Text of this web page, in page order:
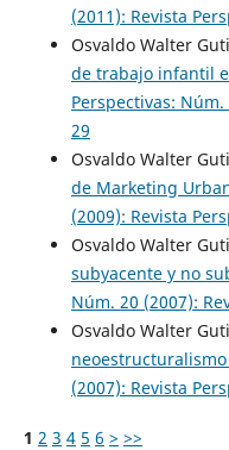
(2011): Revista
Osvaldo Walter
de trabajo infantil
Perspectivas: Núm.
29
Osvaldo Walter
de Marketing
(2009): Revista
Osvaldo Walter
subyacente y no
Núm. 20 (2007):
Osvaldo Walter
neoestructuralismo
(2007): Revista
1 2 3 4 5 6 > >>